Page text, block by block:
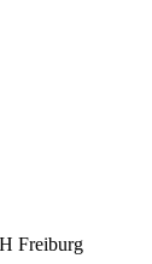
Freiburg